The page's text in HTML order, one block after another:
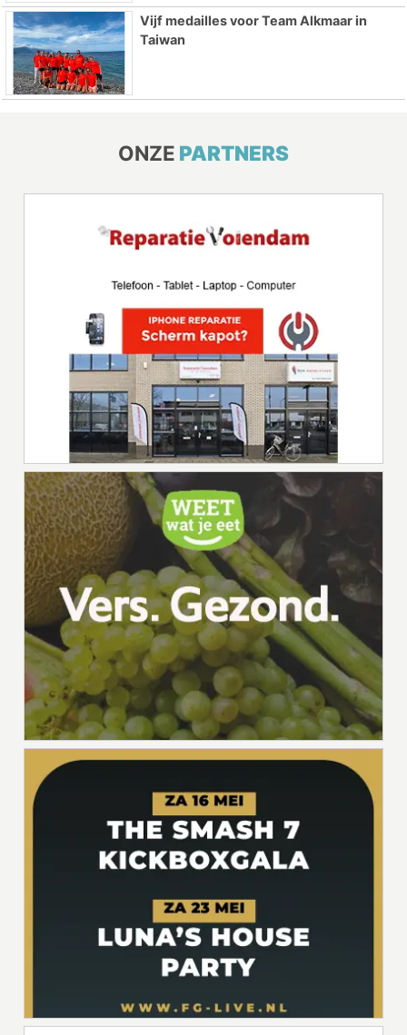
Vijf medailles voor Team Alkmaar in
Taiwan
ONZE PARTNERS